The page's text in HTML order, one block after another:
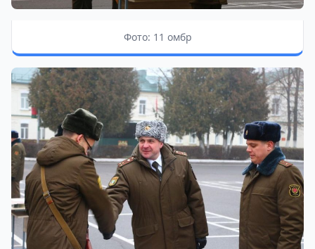
Фото: 11 омбр